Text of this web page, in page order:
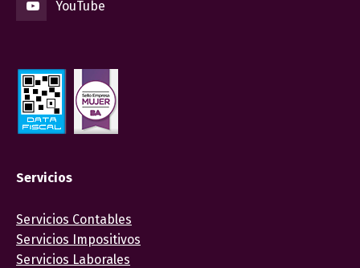
YouTube
Servicios
Servicios Contables
Servicios Impositivos
Servicios Laborales